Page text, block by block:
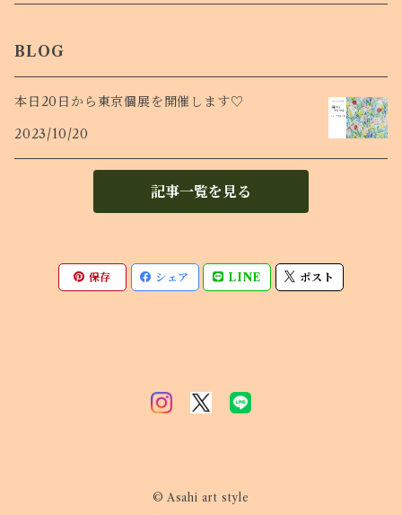
BLOG
本日20日から東京個展を開催します♡
2023/10/20
記事一覧を見る
保存 シェア LINE ポスト
© Asahi art style